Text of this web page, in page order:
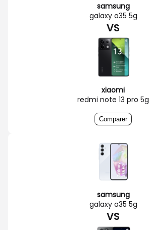
samsung
galaxy a35 5g
VS
xiaomi
redmi note 13 pro 5g
Comparer
samsung
galaxy a35 5g
VS